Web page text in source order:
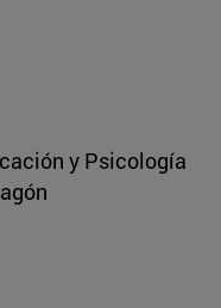
y Psicología